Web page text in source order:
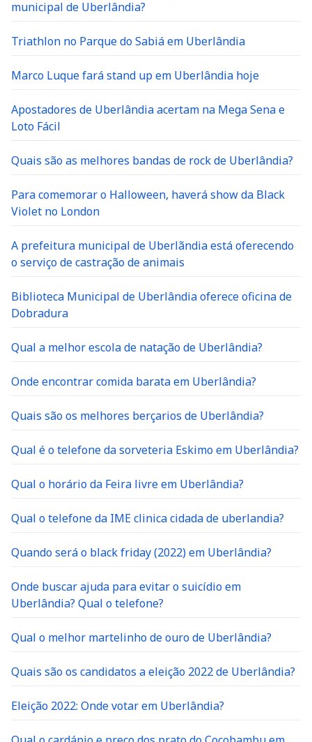
municipal de Uberlândia?
Triathlon no Parque do Sabiá em Uberlândia
Marco Luque fará stand up em Uberlândia hoje
Apostadores de Uberlândia acertam na Mega Sena e
Loto Fácil
Quais são as melhores bandas de rock de Uberlândia?
Para comemorar o Halloween, haverá show da Black
Violet no London
A prefeitura municipal de Uberlãndia está oferecendo
o serviço de castração de animais
Biblioteca Municipal de Uberlândia oferece oficina de
Dobradura
Qual a melhor escola de natação de Uberlândia?
Onde encontrar comida barata em Uberlândia?
Quais são os melhores berçarios de Uberlândia?
Qual é o telefone da sorveteria Eskimo em Uberlândia?
Qual o horário da Feira livre em Uberlândia?
Qual o telefone da IME clinica cidada de uberlandia?
Quando será o black friday (2022) em Uberlândia?
Onde buscar ajuda para evitar o suicídio em
Uberlândia? Qual o telefone?
Qual o melhor martelinho de ouro de Uberlândia?
Quais são os candidatos a eleição 2022 de Uberlândia?
Eleição 2022: Onde votar em Uberlândia?